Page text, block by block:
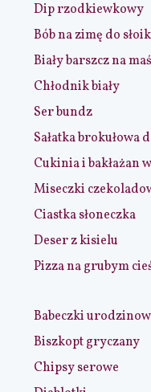
Dip rzodkiewkowy
Bób na zimę do
Biały barszcz na
Chłodnik biały
Ser bundz
Sałatka brokułowa
Cukinia i bakłażan
Miseczki
Ciastka słoneczka
Deser z kisielu
Pizza na grubym
Babeczki
Biszkopt gryczany
Chipsy serowe